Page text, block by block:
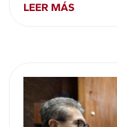
LEER MÁS